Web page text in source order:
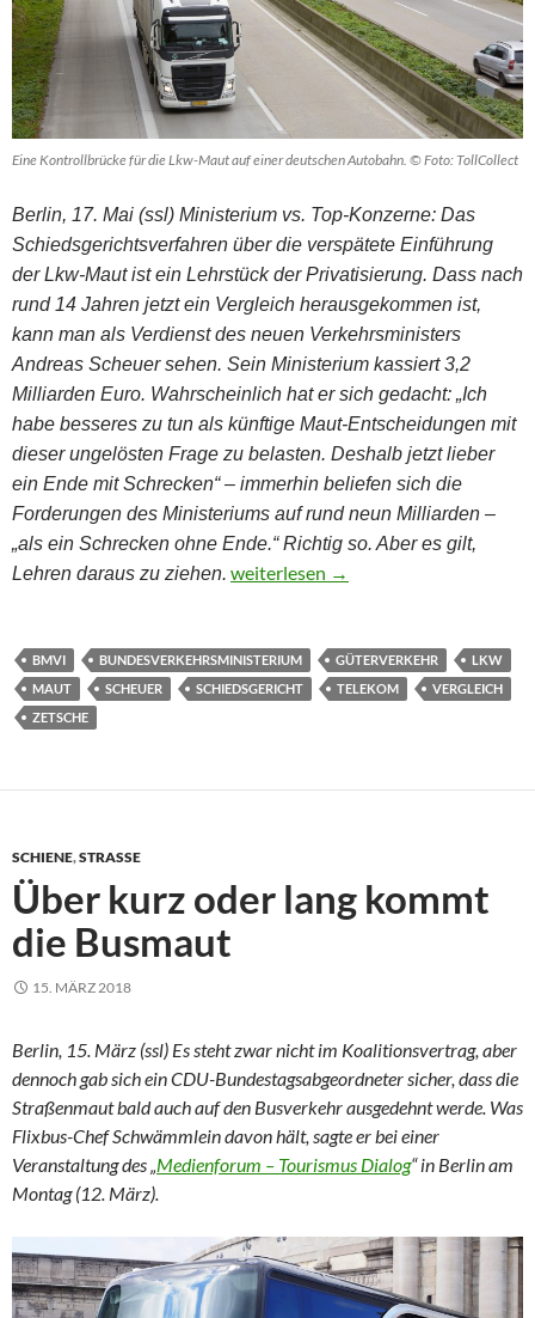
Eine Kontrollbrücke für die Lkw-Maut auf einer deutschen Autobahn. © Foto: TollCollect
Berlin, 17. Mai (ssl) Ministerium vs. Top-Konzerne: Das
Schiedsgerichtsverfahren über die verspätete Einführung
der Lkw-Maut ist ein Lehrstück der Privatisierung. Dass nach
rund 14 Jahren jetzt ein Vergleich herausgekommen ist,
kann man als Verdienst des neuen Verkehrsministers
Andreas Scheuer sehen. Sein Ministerium kassiert 3,2
Milliarden Euro. Wahrscheinlich hat er sich gedacht: „Ich
habe besseres zu tun als künftige Maut-Entscheidungen mit
dieserungelösten Frage zu belasten. Deshalb jetzt lieber
ein Ende mit Schrecken“ – immerhin beliefen sich die
Forderungen des Ministeriums auf rund neun Milliarden –
„als ein Schrecken ohne Ende.“Richtig so. Aber es gilt,
Lehren daraus zu ziehen. TollCollect – Ein Lehrstück der
weiterlesen →
BMVI BUNDESVERKEHRSMINISTERIUM GÜTERVERKEHR
LKW
MAUT
SCHEUER SCHIEDSGERICHT TELEKOM
VERGLEICH
ZETSCHE
SCHIENE,STRASSE
Über kurz oder lang kommt
die Busmaut
15. MÄRZ 2018
Berlin, 15. März (ssl) Es steht zwar nicht im Koalitionsvertrag, aber
dennoch gab sich ein CDU-Bundestagsabgeordneter sicher, dass die
Straßenmaut bald auch auf den Busverkehr ausgedehnt werde. Was
Flixbus-Chef Schwämmlein davon hält, sagte er bei einer
Veranstaltung des „Medienforum – Tourismus Dialog“ in Berlin am
Montag (12. März).